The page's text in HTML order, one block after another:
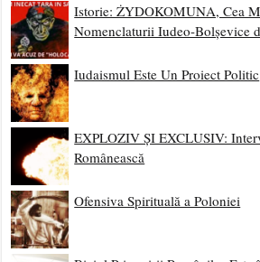
Istorie: ŻYDOKOMUNA, Cea
Nomenclaturii Iudeo-Bolșevice
Iudaismul Este Un Proiect Politic
EXPLOZIV ȘI EXCLUSIV:
Românească
Ofensiva Spirituală a Poloniei